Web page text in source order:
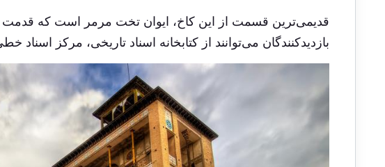
قدیمی‌ترین قسمت از این کاخ، ایوان تخت مرمر است که قدمت
بازدیدکنندگان می‌توانند از کتابخانه اسناد تاریخی، مرکز اسناد